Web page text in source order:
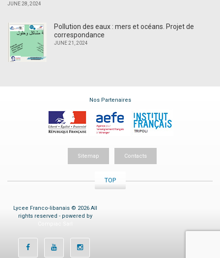
JUNE 28, 2024
Pollution des eaux : mers et océans. Projet de
correspondance
JUNE 21, 2024
Nos Partenaires
Sitemap Contacts
TOP
Lycee Franco-libanais © 2026 All
rights reserved - powered by